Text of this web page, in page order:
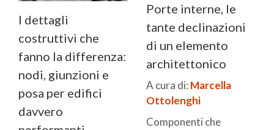
I dettagli
costruttivi che
fanno la differenza:
nodi, giunzioni e
posa per edifici
davvero
Porte interne, le
tante declinazioni
di un elemento
architettonico
A cura di: Marcella
Ottolenghi
Componenti che